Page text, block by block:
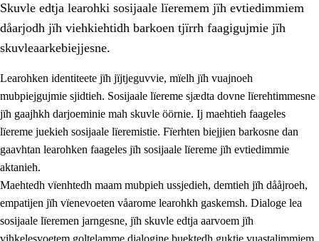
2. Lïeremen, evtiedimmien jïh skearkagimmien prinsihph
2.1
2.2 Maahtoe faagine
2.3 Vihkeles tjiehpiesvoeth
Skuvle edtja learohki sosijaale lïeremem jïh evtiedimmiem
dåarjodh jïh viehkiehtidh barkoen tjïrrh faagigujmie jïh
skuvleaarkebiejjesne.
Learohken identiteete jïh jïjtjeguvvie, mïelh jïh vuajnoeh
mubpiejgujmie sjidtieh. Sosijaale lïereme sjædta dovne lïerehtimmesne
jïh gaajhkh darjoeminie mah skuvle öörnie. Ij maehtieh faageles
lïereme juekieh sosijaale lïeremistie. Fïerhten biejjien barkosne dan
gaavhtan learohken faageles jïh sosijaale lïereme jïh evtiedimmie
aktanieh.
Maehtedh vïenhtedh maam mubpieh ussjedieh, demtieh jïh dååjroeh,
empatijen jïh vïenevoeten våarome learohkh gaskemsh. Dialoge lea
sosijaale lïeremen jarngesne, jïh skuvle edtja aarvoem jïh